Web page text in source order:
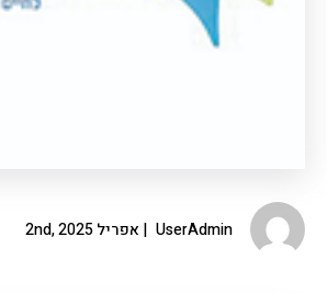
UserAdmin אפריל 2nd, 2025